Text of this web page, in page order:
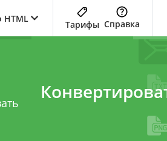
HTML
Тарифы Справка